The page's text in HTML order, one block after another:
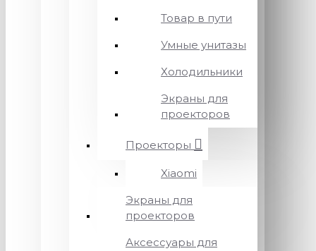
Товар в пути
Умные унитазы
Холодильники
Экраны для
проекторов
Проекторы
Xiaomi
Экраны для
проекторов
Аксессуары для